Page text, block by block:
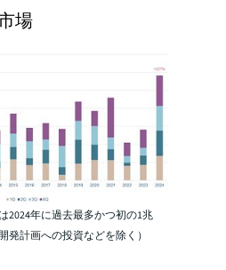
場
2024年に過去最多かつ初の1兆
発計画への投資などを除く）